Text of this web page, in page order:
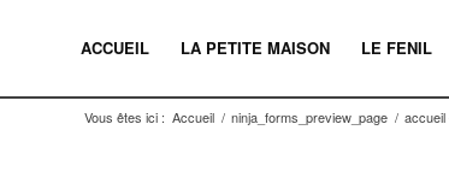
ACCUEIL LA PETITE MAISON LE FENIL
Vous êtes ici : Accueil / ninja_forms_preview_page /